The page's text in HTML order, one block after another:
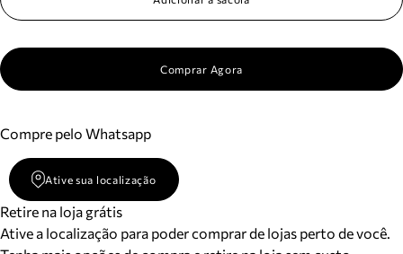
Comprar Agora
Compre pelo Whatsapp
Ative sua localização
Retire na loja grátis
Ative a localização para poder comprar de lojas perto de você.